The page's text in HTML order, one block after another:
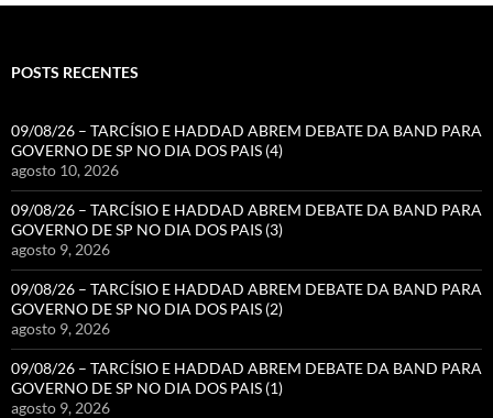
POSTS RECENTES
09/08/26 – TARCÍSIO E HADDAD ABREM DEBATE DA BAND PARA
GOVERNO DE SP NO DIA DOS PAIS (4)
agosto 10, 2026
09/08/26 – TARCÍSIO E HADDAD ABREM DEBATE DA BAND PARA
GOVERNO DE SP NO DIA DOS PAIS (3)
agosto 9, 2026
09/08/26 – TARCÍSIO E HADDAD ABREM DEBATE DA BAND PARA
GOVERNO DE SP NO DIA DOS PAIS (2)
agosto 9, 2026
09/08/26 – TARCÍSIO E HADDAD ABREM DEBATE DA BAND PARA
GOVERNO DE SP NO DIA DOS PAIS (1)
agosto 9, 2026